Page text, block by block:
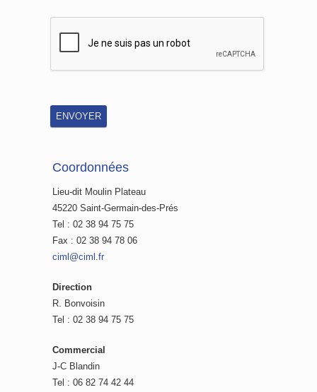
Coordonnées
Lieu-dit Moulin Plateau
45220 Saint-Germain-des-Prés
Tel : 02 38 94 75 75
Fax : 02 38 94 78 06
ciml@ciml.fr
Direction
R. Bonvoisin
Tel : 02 38 94 75 75
Commercial
J-C Blandin
Tel : 06 82 74 42 44